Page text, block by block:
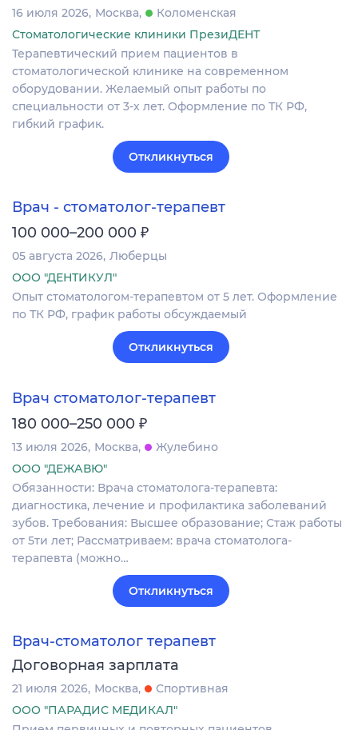
16 июля 2026 Москва
Коломенская
Стоматологические клиники ПрезиДЕНТ
Терапевтический прием пациентов в
стоматологической клинике на современном
оборудовании. Желаемый опыт работы по
специальности от 3-х лет. Оформление по ТК РФ,
гибкий график.
Откликнуться
Врач - стоматолог-терапевт
100 000–200 000 ₽
05 августа 2026 Люберцы
ООО "ДЕНТИКУЛ"
Опыт стоматологом-терапевтом от 5 лет. Оформление
по ТК РФ, график работы обсуждаемый
Откликнуться
Врач стоматолог-терапевт
180 000–250 000 ₽
13 июля 2026 Москва
Жулебино
ООО "ДЕЖАВЮ"
Обязанности: Врача стоматолога-терапевта:
диагностика, лечение и профилактика заболеваний
зубов. Требования: Высшее образование; Стаж работы
от 5ти лет; Рассматриваем: врача стоматолога-
терапевта (можно…
Откликнуться
Врач-стоматолог терапевт
Договорная зарплата
21 июля 2026 Москва
Спортивная
ООО "ПАРАДИС МЕДИКАЛ"